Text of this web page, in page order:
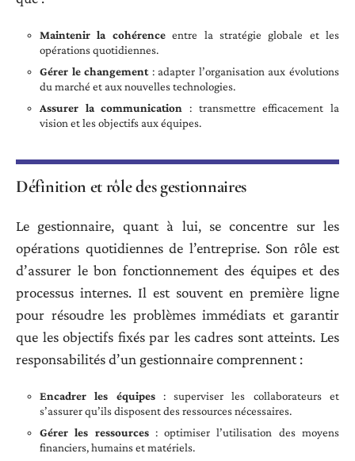
Maintenir la cohérenceentre la stratégie globale et les
opérations quotidiennes.
Gérer le changement: adapter l’organisation aux évolutions
du marché et aux nouvelles technologies.
Assurer la communication : transmettre efficacement la
vision et les objectifs aux équipes.
Définition et rôle des gestionnaires
Le gestionnaire, quant à lui, se concentre sur les
opérations quotidiennes de l’entreprise. Son rôle est
d’assurer le bon fonctionnement des équipes et des
processus internes. Il est souvent en première ligne
pour résoudre les problèmes immédiats et garantir
que les objectifs fixés par les cadres sont atteints. Les
responsabilités d’un gestionnaire comprennent :
Encadrer les équipes: superviser les collaborateurs et
s’assurer qu’ils disposent des ressources nécessaires.
Gérer les ressources: optimiser l’utilisation des moyens
financiers, humains et matériels.